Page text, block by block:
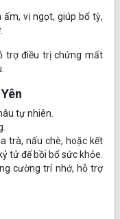
vị ngọt, giúp bổ tỳ,
trợ điều trị chứng mất
tự nhiên.
trà, nấu chè, hoặc kết
tử để bồi bổ sức khỏe.
cường trí nhớ, hỗ trợ